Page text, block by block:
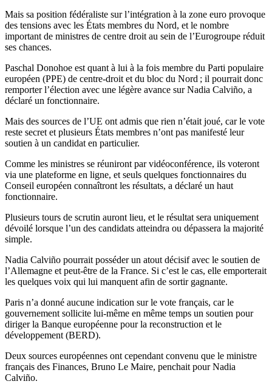
Mais sa position fédéraliste sur l’intégration à la zone euro provoque
des tensions avec les États membres du Nord, et le nombre
important de ministres de centre droit au sein de l’Eurogroupe réduit
ses chances.
Paschal Donohoe est quant à lui à la fois membre du Parti populaire
européen (PPE) de centre-droit et du bloc du Nord ; il pourrait donc
remporter l’élection avec une légère avance sur Nadia Calviño, a
déclaré un fonctionnaire.
Mais des sources de l’UE ont admis que rien n’était joué, car le vote
reste secret et plusieurs États membres n’ont pas manifesté leur
soutien à un candidat en particulier.
Comme les ministres se réuniront par vidéoconférence, ils voteront
via une plateforme en ligne, et seuls quelques fonctionnaires du
Conseil européen connaîtront les résultats, a déclaré un haut
fonctionnaire.
Plusieurs tours de scrutin auront lieu, et le résultat sera uniquement
dévoilé lorsque l’un des candidats atteindra ou dépassera la majorité
simple.
Nadia Calviño pourrait posséder un atout décisif avec le soutien de
l’Allemagne et peut-être de la France. Si c’est le cas, elle emporterait
les quelques voix qui lui manquent afin de sortir gagnante.
Paris n’a donné aucune indication sur le vote français, car le
gouvernement sollicite lui-même en même temps un soutien pour
diriger la Banque européenne pour la reconstruction et le
développement (BERD).
Deux sources européennes ont cependant convenu que le ministre
français des Finances, Bruno Le Maire, penchait pour Nadia
Calviño.